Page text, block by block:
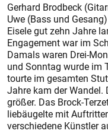
Gerhard Brodbeck
Uwe (Bass und
Eisele gut zehn Jahre
Engagement war im
Damals waren Drei-
und Sonntag wurde im
tourte im gesamten
Jahre kam der Wandel.
größer. Das Brock-
liebäugelte mit
verschiedene Künstler